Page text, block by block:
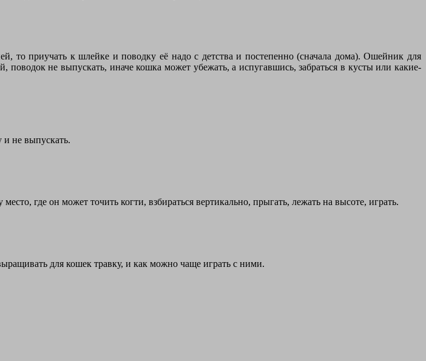
то приучать к шлейке и поводку её надо с детства и постепенно (сначала дома). Ошейник для
не выпускать, иначе кошка может убежать, а испугавшись, забраться в кусты или какие-
не выпускать.
где он может точить когти, взбираться вертикально, прыгать, лежать на высоте, играть.
для кошек травку, и как можно чаще играть с ними.